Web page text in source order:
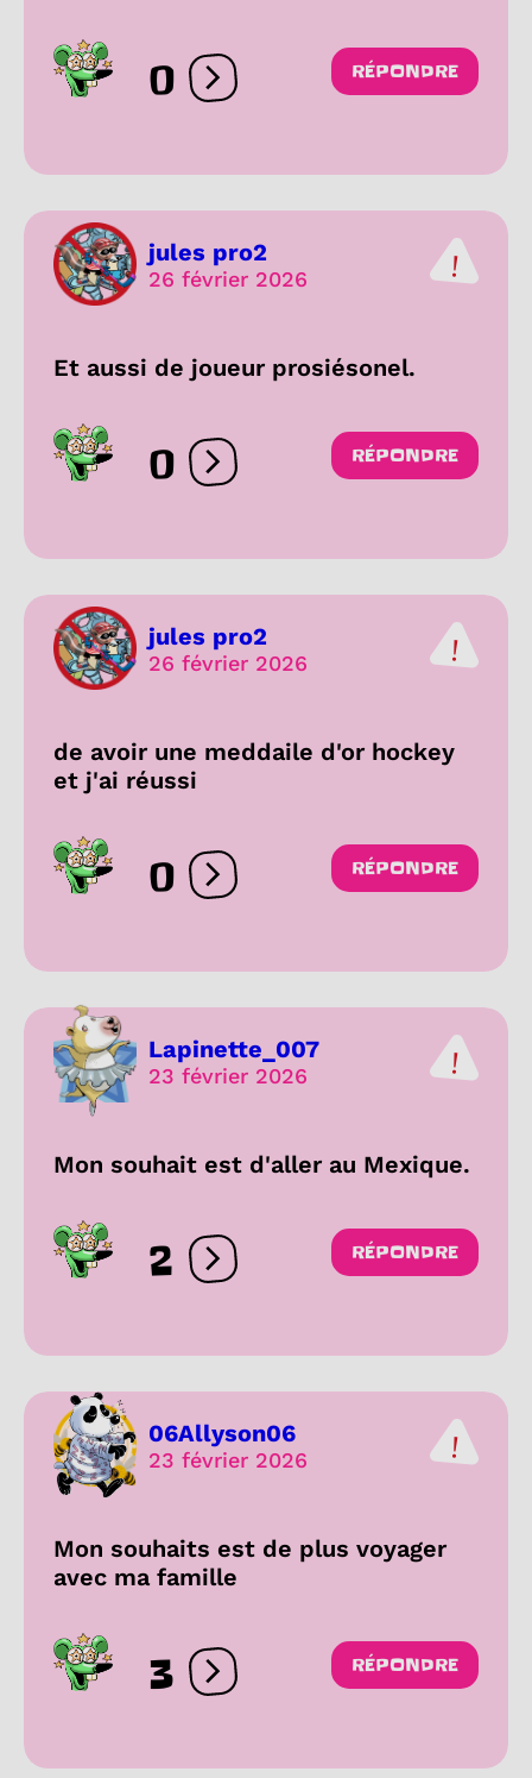
0 Ouvrir les réactions
RÉPONDRE
jules pro2
26 février 2026
Et aussi de joueur prosiésonel.
0 Ouvrir les réactions
RÉPONDRE
jules pro2
26 février 2026
de avoir une meddaile d'or hockey
et j'ai réussi
0 Ouvrir les réactions
RÉPONDRE
Lapinette_007
23 février 2026
Mon souhait est d'aller au Mexique.
2 Ouvrir les réactions
RÉPONDRE
06Allyson06
23 février 2026
Mon souhaits est de plus voyager
avec ma famille
3 Ouvrir les réactions
RÉPONDRE